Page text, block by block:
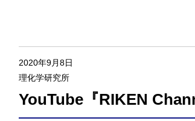
2020年9月8日
理化学研究所
YouTube『RIKEN